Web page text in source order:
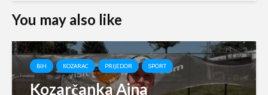
You may also like
BIH KOZARAC PRIJEDOR SPORT
Kozarčanka Ajna